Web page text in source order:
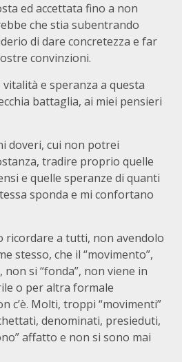
ed accettata fino a non
che stia subentrando
di dare concretezza e far
convinzioni.
e speranza a questa
battaglia, ai miei pensieri
doveri, cui non potrei
tradire proprio quelle
e quelle speranze di quanti
sponda e mi confortano
ricordare a tutti, non avendolo
stesso, che il “movimento”,
non si “fonda”, non viene in
o per altra formale
c’è. Molti, troppi “movimenti”
denominati, presieduti,
affatto e non si sono mai